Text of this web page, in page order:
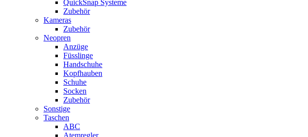
QuickSnap Systeme
Zubehör
Kameras
Zubehör
Neopren
Anzüge
Füsslinge
Handschuhe
Kopfhauben
Schuhe
Socken
Zubehör
Sonstige
Taschen
ABC
Atemregler